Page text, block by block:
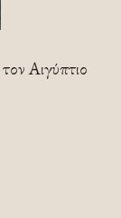
Αιγύπτιο